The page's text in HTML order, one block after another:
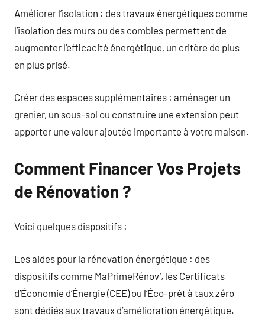
Améliorer l’isolation : des travaux énergétiques comme
l’isolation des murs ou des combles permettent de
augmenter l’efficacité énergétique, un critère de plus
en plus prisé.
Créer des espaces supplémentaires : aménager un
grenier, un sous-sol ou construire une extension peut
apporter une valeur ajoutée importante à votre maison.
Comment Financer Vos Projets
de Rénovation ?
Voici quelques dispositifs :
Les aides pour la rénovation énergétique : des
dispositifs comme MaPrimeRénov’, les Certificats
d’Économie d’Énergie (CEE) ou l’Éco-prêt à taux zéro
sont dédiés aux travaux d’amélioration énergétique.